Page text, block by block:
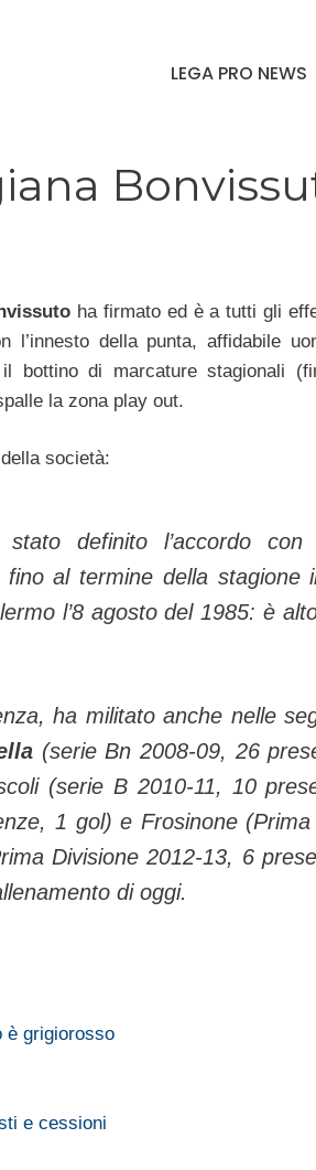
LEGA PRO NEWS
ha firmato ed è a tutti gli
l’innesto della punta, affidabile
il bottino di marcature stagionali
la zona play out.
società:
definito l’accordo con
al termine della stagione
l’8 agosto del 1985: è
ha militato anche nelle
(serie Bn 2008-09, 26
(serie B 2010-11, 10
1 gol) e Frosinone
Divisione 2012-13, 6
di oggi.
è grigiorosso
e cessioni